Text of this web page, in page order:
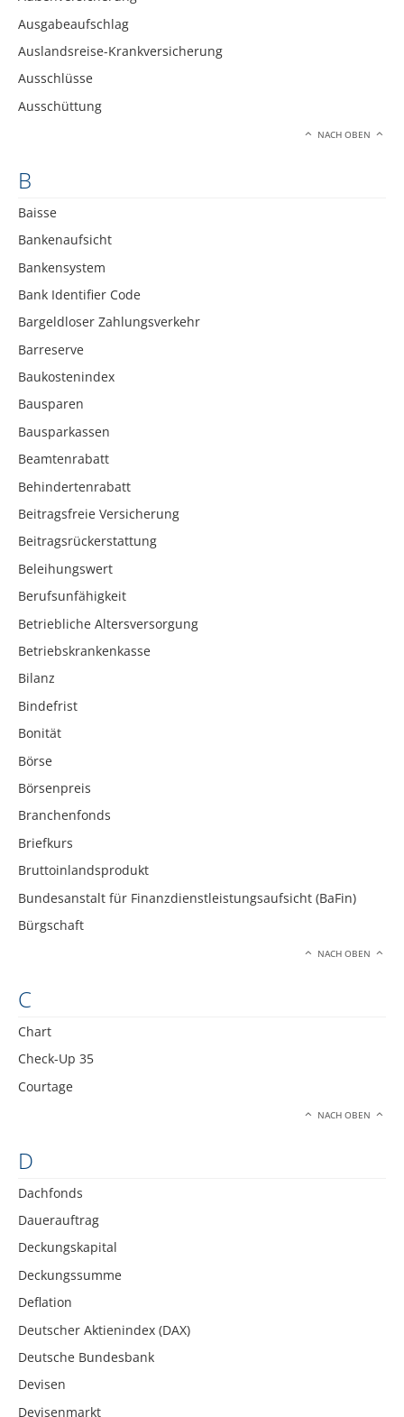
Ausgabeaufschlag
Auslandsreise-Krankversicherung
Ausschlüsse
Ausschüttung
NACH OBEN
B
Baisse
Bankenaufsicht
Bankensystem
Bank Identifier Code
Bargeldloser Zahlungsverkehr
Barreserve
Baukostenindex
Bausparen
Bausparkassen
Beamtenrabatt
Behindertenrabatt
Beitragsfreie Versicherung
Beitragsrückerstattung
Beleihungswert
Berufsunfähigkeit
Betriebliche Altersversorgung
Betriebskrankenkasse
Bilanz
Bindefrist
Bonität
Börse
Börsenpreis
Branchenfonds
Briefkurs
Bruttoinlandsprodukt
Bundesanstalt für Finanzdienstleistungsaufsicht (BaFin)
Bürgschaft
NACH OBEN
C
Chart
Check-Up 35
Courtage
NACH OBEN
D
Dachfonds
Dauerauftrag
Deckungskapital
Deckungssumme
Deflation
Deutscher Aktienindex (DAX)
Deutsche Bundesbank
Devisen
Devisenmarkt